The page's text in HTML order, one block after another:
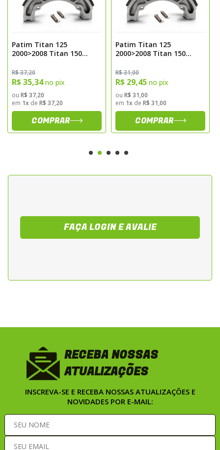
de ponta, passando por rigorosos controles
de qualidade.
profissionais especializados do setor
desempenho superior.
Características
Estrutura em aço tubular reforçado
Alta resistência e durabilidade
Compatível com instalação de baús
anticorrosiva
Patim Titan 125
2000>2008 Titan 150
Traseiro Biz 125 Bros 150
Dianteiro Freio Medida
0,25 Cobreq 0302cpx
R$ 37,20
R$ 35,34no pix
ou R$ 37,20
em 1x de R$ 37,20
COMPRAR
Patim Titan 125
2000>2008 Titan 150
Traseiro Biz 125 Bros 150
Dianteiro Freio Std
Cobreq 0302cp
R$ 31,00
R$ 29,45 no pix
ou R$ 31,00
em 1x de R$ 31,00
COMPRAR
FAÇA LOGIN E AVALIE
RECEBA NOSSAS
ATUALIZAÇÕES
INSCREVA-SE E RECEBA NOSSAS ATUALIZAÇÕES E
NOVIDADES POR E-MAIL: